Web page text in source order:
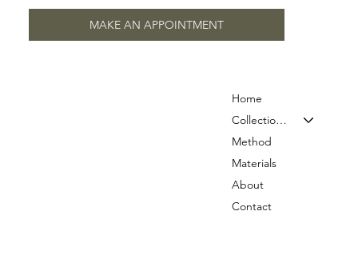
Home
Collection & Prices
Method
Materials
About
Contact
MAKE AN APPOINTMENT